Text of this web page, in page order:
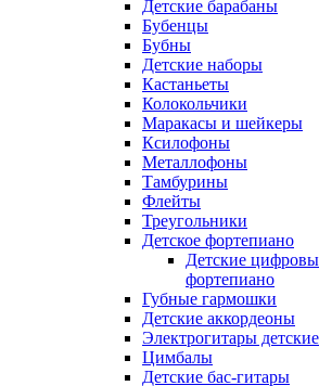
Детские барабаны
Бубенцы
Бубны
Детские наборы
Кастаньеты
Колокольчики
Маракасы и шейкеры
Ксилофоны
Металлофоны
Тамбурины
Флейты
Треугольники
Детское фортепиано
Детские
фортепиано
Губные гармошки
Детские аккордеоны
Электрогитары детские
Цимбалы
Детские бас-гитары